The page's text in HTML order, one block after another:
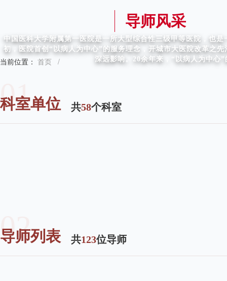
导师风采
中国医科大学附属第一医院是一所大型综合性三级甲等医院，也
初，医院首创“以病人为中心”的服务理念，开城市大医院改革之
深远影响。20余年来，“以病人为中心
当前位置： 首页 /
01
科室单位 共58个科室
02
导师列表 共123位导师